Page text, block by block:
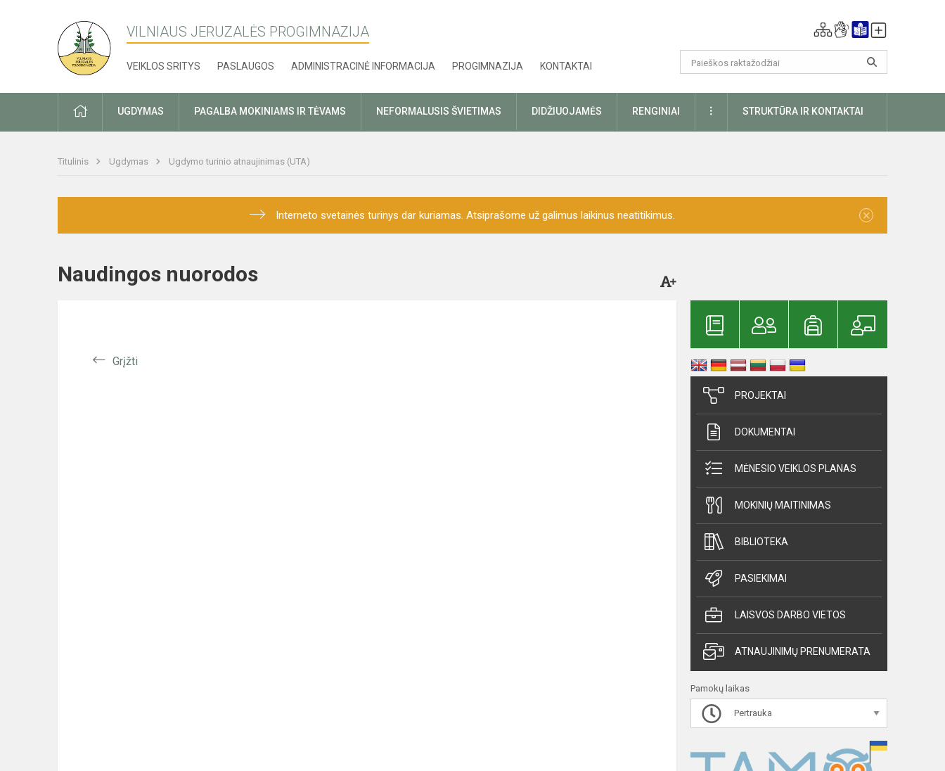
VILNIAUS JERUZALĖS PROGIMNAZIJA
VEIKLOS SRITYS PASLAUGOS ADMINISTRACINĖ INFORMACIJA PROGIMNAZIJA KONTAKTAI
PRADŽIAUGDYMAS PAGALBA MOKINIAMS IR TĖVAMS NEFORMALUSIS ŠVIETIMAS DIDŽIUOJAMĖS RENGINIAI DAUGIAUSTRUKTŪRA IR KONTAKTAI
Titulinis Ugdymas Ugdymo turinio atnaujinimas (UTA)
Interneto svetainės turinys dar kuriamas. Atsiprašome už galimus laikinus neatitikimus. ×
Naudingos nuorodos
Grįžti
PROJEKTAI
DOKUMENTAI
MĖNESIO VEIKLOS PLANAS
MOKINIŲ MAITINIMAS
BIBLIOTEKA
PASIEKIMAI
LAISVOS DARBO VIETOS
ATNAUJINIMŲ PRENUMERATA
Pamokų laikas
Pertrauka